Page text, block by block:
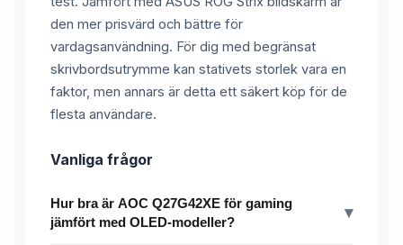
den mer prisvärd och bättre för
vardagsanvändning. För dig med begränsat
skrivbordsutrymme kan stativets storlek vara en
faktor, men annars är detta ett säkert köp för de
flesta användare.
Vanliga frågor
Hur bra är AOC Q27G42XE för gaming
jämfört med OLED-modeller?
▾